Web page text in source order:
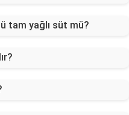
tam yağlı süt mü?